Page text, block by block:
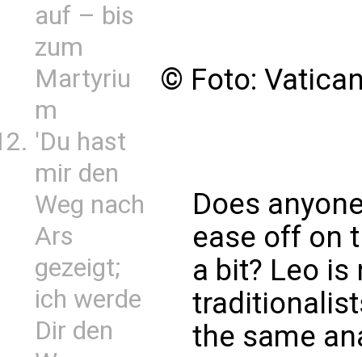
auf – bis
zum
Martyriu
m
'Du hast
mir den
Weg nach
Ars
gezeigt;
ich werde
Dir den
© Foto:
Does
ease off on
a bit? Leo
the same